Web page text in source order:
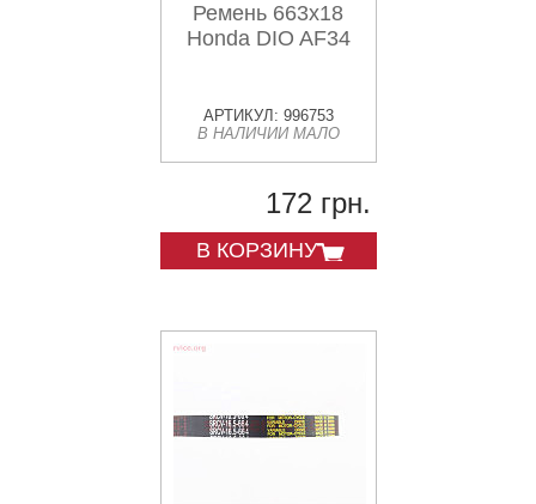
Ремень 663х18
Honda DIO AF34
АРТИКУЛ: 996753
В НАЛИЧИИ МАЛО
172 грн.
В КОРЗИНУ